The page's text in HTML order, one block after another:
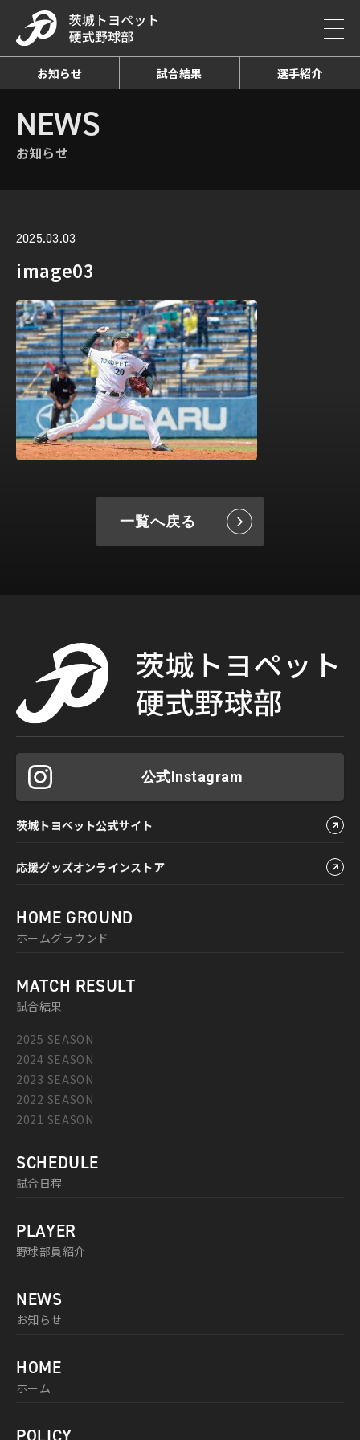
お知らせ 試合結果 選手紹介
HOME お知らせ詳細
NEWS
お知らせ
2025.03.03
image03
一覧へ戻る
公式Instagram
茨城トヨペット公式サイト
応援グッズオンラインストア
HOME GROUND
ホームグラウンド
MATCH RESULT
試合結果
2025 SEASON
2024 SEASON
2023 SEASON
2022 SEASON
2021 SEASON
SCHEDULE
試合日程
PLAYER
野球部員紹介
NEWS
お知らせ
HOME
ホーム